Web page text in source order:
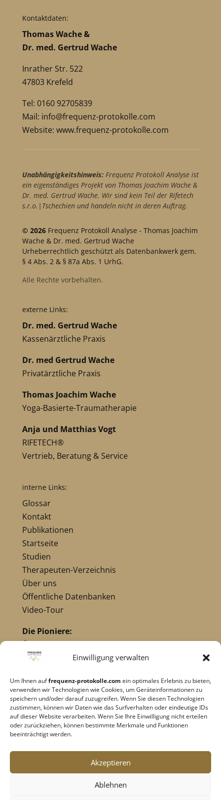
Einwilligung verwalten
Um Ihnen auffrequenz-protokolle.com ein optimales Erlebnis zu bieten,
verwenden wir Technologien wie Cookies, um Geräteinformationen zu
speichern und/oder darauf zuzugreifen. Wenn Sie diesen Technologien
zustimmen, können wir Daten wie das Surfverhalten oder eindeutige IDs
auf dieser Website verarbeiten. Wenn Sie Ihre Einwilligung nicht erteilen
oder zurückziehen, können bestimmte Merkmale und Funktionen
beeinträchtigt werden.
Akzeptieren
Ablehnen
Kontaktdaten:
Thomas Wache &
Dr. med. Gertrud Wache
Inrather Str. 522
47803 Krefeld
Tel: 0160 92705839
Mail: info@frequenz-protokolle.com
Website: www.frequenz-protokolle.com
Unabhängigkeitshinweis:Frequenz Protokoll Analyse ist
ein eigenständiges Projekt von Thomas Joachim Wache &
Dr. med. Gertrud Wache. Wir sind kein Teil der Rifetech
s.r.o.|Tschechien und handeln nicht in deren Auftrag.
© 2026 Frequenz Protokoll Analyse - Thomas Joachim
Wache & Dr. med. Gertrud Wache
Urheberrechtlich geschützt als Datenbankwerk gem.
§ 4 Abs. 2 & § 87a Abs. 1 UrhG.
Alle Rechte vorbehalten.
externe Links:
Dr. med. Gertrud Wache
Kassenärztliche Praxis
Dr. med Gertrud Wache
Privatärztliche Praxis
Thomas Joachim Wache
Yoga-Basierte-Traumatherapie
Anja und Matthias Vogt
RIFETECH®
Vertrieb, Beratung & Service
interne Links:
Glossar
Kontakt
Publikationen
Startseite
Studien
Therapeuten-Verzeichnis
Über uns
Öffentliche Datenbanken
Video-Tour
Die Pioniere:
Übersicht Pioniere
Nikola Tesla
Dr. Hulda Clark
Robert C. Beck
Georges Lakhovsky
verwandte Pioniere
Datenschutz
Cookie-Richtlinie|AGB's